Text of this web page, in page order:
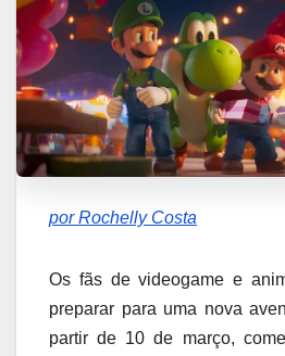
por Rochelly Costa
Os fãs de videogame e
preparar para uma nova
partir de 10 de março,